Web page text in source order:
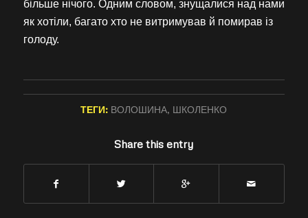
більше нічого. Одним словом, знущалися над нами
як хотіли, багато хто не витримував й помирав із
голоду.
ТЕГИ: ВОЛОШИНА, ШКОЛЕНКО
Share this entry